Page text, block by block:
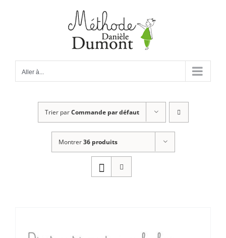
Aller à...
Trier parCommande par défaut
Montrer36 produits